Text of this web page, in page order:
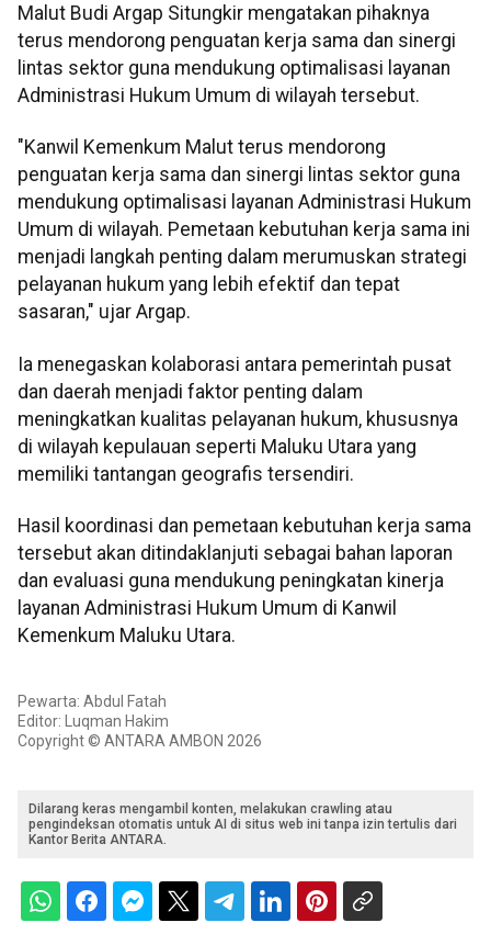
Malut Budi Argap Situngkir mengatakan pihaknya
terus mendorong penguatan kerja sama dan sinergi
lintas sektor guna mendukung optimalisasi layanan
Administrasi Hukum Umum di wilayah tersebut.
"Kanwil Kemenkum Malut terus mendorong
penguatan kerja sama dan sinergi lintas sektor guna
mendukung optimalisasi layanan Administrasi Hukum
Umum di wilayah. Pemetaan kebutuhan kerja sama ini
menjadi langkah penting dalam merumuskan strategi
pelayanan hukum yang lebih efektif dan tepat
sasaran," ujar Argap.
Ia menegaskan kolaborasi antara pemerintah pusat
dan daerah menjadi faktor penting dalam
meningkatkan kualitas pelayanan hukum, khususnya
di wilayah kepulauan seperti Maluku Utara yang
memiliki tantangan geografis tersendiri.
Hasil koordinasi dan pemetaan kebutuhan kerja sama
tersebut akan ditindaklanjuti sebagai bahan laporan
dan evaluasi guna mendukung peningkatan kinerja
layanan Administrasi Hukum Umum di Kanwil
Kemenkum Maluku Utara.
Pewarta: Abdul Fatah
Editor: Luqman Hakim
Copyright © ANTARA AMBON 2026
Dilarang keras mengambil konten, melakukan crawling atau
pengindeksan otomatis untuk AI di situs web ini tanpa izin tertulis dari
Kantor Berita ANTARA.